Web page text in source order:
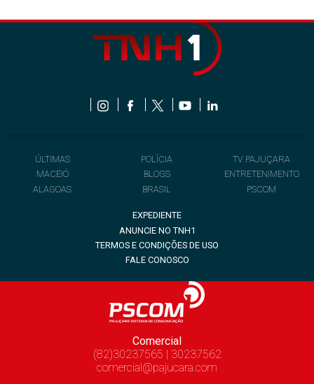
ÚLTIMAS
MACEIÓ
ALAGOAS
POLÍCIA
BLOGS
BRASIL
TV PAJUÇARA
ENTRETENIMENTO
PSCOM
EXPEDIENTE
ANUNCIE NO TNH1
TERMOS E CONDIÇÕES DE USO
FALE CONOSCO
Comercial
(82)30237565 | 30237562
comercial@pajucara.com